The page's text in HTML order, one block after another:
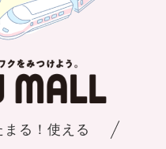
る！使える